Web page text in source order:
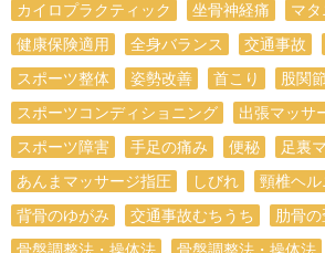
カイロプラクティック
坐骨神経痛 マ
健康保険適用
全身バランス 交通事故
スポーツ整体
姿勢改善 首こり
股関
スポーツコンディショニング
出張マッサ
スポーツ障害
手足の痛み 便秘 足裏
あんまマッサージ指圧
しびれ 頸椎ヘル
背骨のゆがみ
交通事故むちうち
肋骨の